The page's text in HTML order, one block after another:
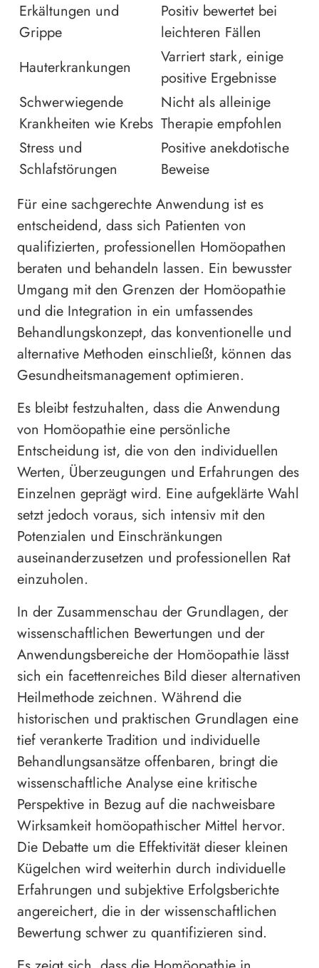
Erkältungen und
Grippe
Positiv bewertet bei
leichteren Fällen
Hauterkrankungen
Varriert stark, einige
positive Ergebnisse
Schwerwiegende
Krankheiten wie Krebs
Nicht als alleinige
Therapie empfohlen
Stress und
Schlafstörungen
Positive anekdotische
Beweise
Für eine sachgerechte Anwendung ist es
entscheidend, dass sich Patienten von
qualifizierten, professionellen Homöopathen
beraten und behandeln lassen. Ein bewusster
Umgang mit den Grenzen der Homöopathie
und die Integration in ein umfassendes
Behandlungskonzept, das konventionelle und
alternative Methoden einschließt, können das
Gesundheitsmanagement optimieren.
Es bleibt festzuhalten, dass die Anwendung
von Homöopathie eine persönliche
Entscheidung ist, die von den individuellen
Werten, Überzeugungen und Erfahrungen des
Einzelnen geprägt wird. Eine aufgeklärte Wahl
setzt jedoch voraus, sich intensiv mit den
Potenzialen und Einschränkungen
auseinanderzusetzen und professionellen Rat
einzuholen.
In der Zusammenschau der Grundlagen, der
wissenschaftlichen Bewertungen und der
Anwendungsbereiche der Homöopathie lässt
sich ein facettenreiches Bild dieser alternativen
Heilmethode zeichnen. Während die
historischen und praktischen Grundlagen eine
tief verankerte Tradition und individuelle
Behandlungsansätze offenbaren, bringt die
wissenschaftliche Analyse eine kritische
Perspektive in Bezug auf die nachweisbare
Wirksamkeit homöopathischer Mittel hervor.
Die Debatte um die Effektivität dieser kleinen
Kügelchen wird weiterhin durch individuelle
Erfahrungen und subjektive Erfolgsberichte
angereichert, die in der wissenschaftlichen
Bewertung schwer zu quantifizieren sind.